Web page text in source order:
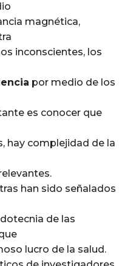
magnética,
inconscientes, los
por medio de los
es conocer que
hay complejidad de la
han sido señalados
de las
lucro de la salud.